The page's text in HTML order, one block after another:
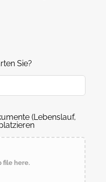
Sie?
(Lebenslauf,
file here.